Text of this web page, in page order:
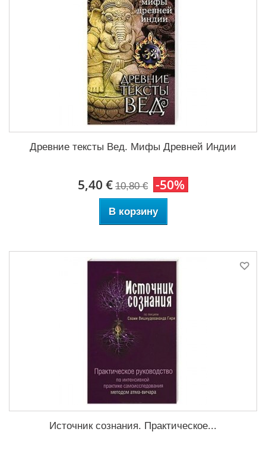
Древние тексты Вед. Мифы Древней Индии
5,40 € 10,80 € -50%
В корзину
Источник сознания. Практическое...